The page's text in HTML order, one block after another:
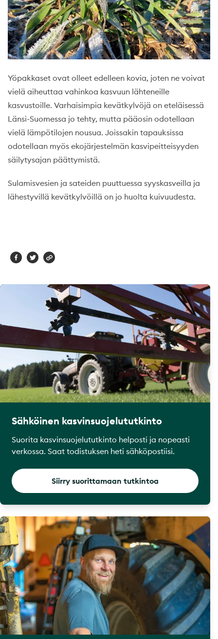
Yöpakkaset ovat olleet edelleen kovia, joten ne voivat
vielä aiheuttaa vahinkoa kasvuun lähteneille
kasvustoille. Varhaisimpia kevätkylvöjä on eteläisessä
Länsi-Suomessa jo tehty, mutta pääosin odotellaan
vielä lämpötilojen nousua. Joissakin tapauksissa
odotellaan myös ekojärjestelmän kasvipeitteisyyden
säilytysajan päättymistä.
Sulamisvesien ja sateiden puuttuessa syyskasveilla ja
lähestyvillä kevätkylvöillä on jo huolta kuivuudesta.
Sähköinen kasvinsuojelututkinto
Suorita kasvinsuojelututkinto helposti ja nopeasti
verkossa. Saat todistuksen heti sähköpostiisi.
Siirry suorittamaan tutkintoa